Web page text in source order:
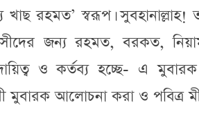
খাছ রহমত’ স্বরূপ।
জন্য রহমত, বরকত,
ও কর্তব্য হচ্ছে- এ
মুবারক আলোচনা করা ও পবিত্র